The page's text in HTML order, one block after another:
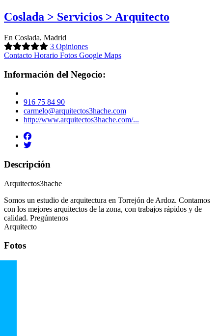
Coslada > Servicios > Arquitecto
En Coslada, Madrid
3 Opiniones
Contacto Horario Fotos Google Maps
Información del Negocio:
916 75 84 90
carmelo@arquitectos3hache.com
http://www.arquitectos3hache.com/...
Descripción
Arquitectos3hache
Somos un estudio de arquitectura en Torrejón de Ardoz. Contamos
con los mejores arquitectos de la zona, con trabajos rápidos y de
calidad. Pregúntenos
Arquitecto
Fotos